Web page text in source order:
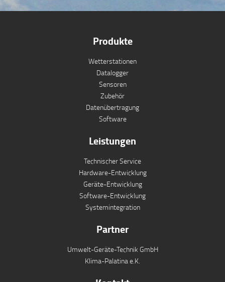
Produkte
Wetterstationen
Datalogger
Sensoren
Zubehör
Datenübertragung
Software
Leistungen
Technischer Service
Hardware-Entwicklung
Geräte-Entwicklung
Software-Entwicklung
Systemintegration
Partner
Umwelt-Geräte-Technik GmbH
Klima-Palatina e.K.